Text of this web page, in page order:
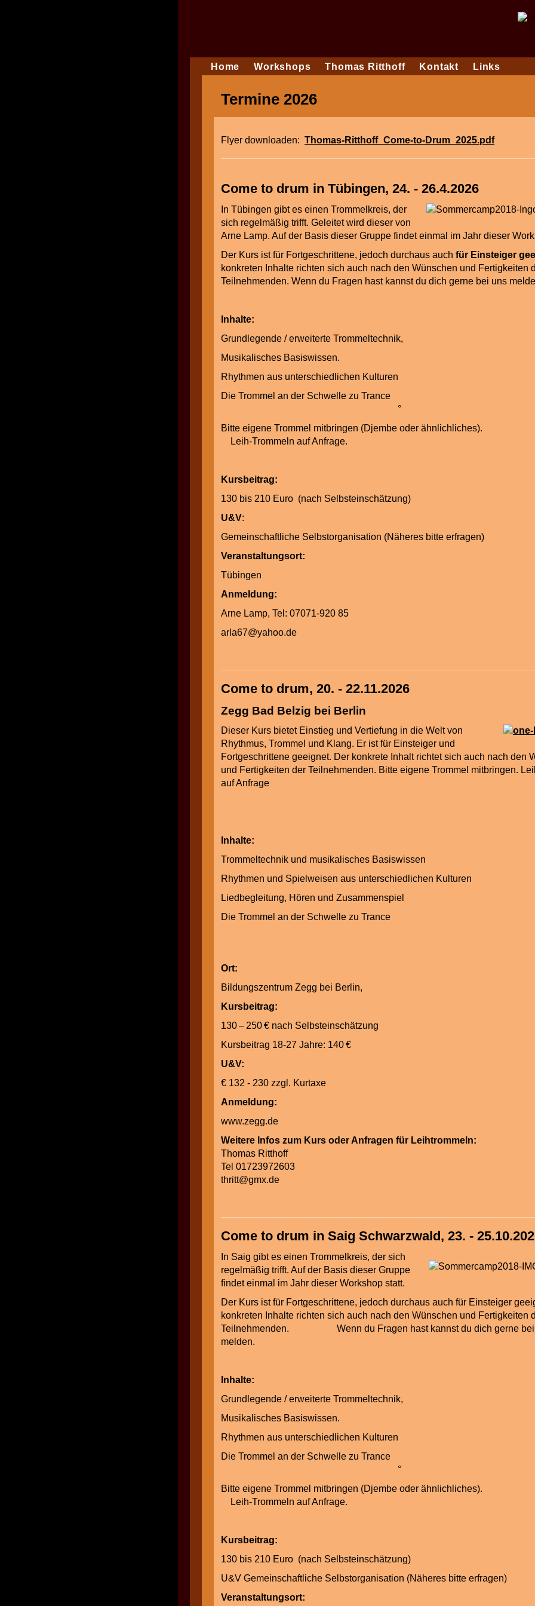
Home Workshops Thomas Ritthoff Kontakt Links
Termine 2026
Flyer downloaden: Thomas-Ritthoff_Come-to-Drum_2025.pdf
Come to drum in Tübingen, 24. - 26.4.2026
In Tübingen gibt es einen Trommelkreis, der
sich regelmäßig trifft. Geleitet wird dieser von
Arne Lamp. Auf der Basis dieser Gruppe findet einmal im Jahr dieser
Der Kurs ist für Fortgeschrittene, jedoch durchaus auch für Einsteiger
konkreten Inhalte richten sich auch nach den Wünschen und Fertigkeiten
Teilnehmenden. Wenn du Fragen hast kannst du dich gerne bei uns
Inhalte:
Grundlegende / erweiterte Trommeltechnik,
Musikalisches Basiswissen.
Rhythmen aus unterschiedlichen Kulturen
Die Trommel an der Schwelle zu
°
Bitte eigene Trommel mitbringen (Djembe oder
Leih-Trommeln auf Anfrage.
Kursbeitrag:
130 bis 210 Euro (nach Selbsteinschätzung)
U&V:
Gemeinschaftliche Selbstorganisation (Näheres bitte erfragen)
Veranstaltungsort:
Tübingen
Anmeldung:
Arne Lamp, Tel: 07071-920 85
arla67@yahoo.de
Come to drum, 20. - 22.11.2026
Zegg Bad Belzig bei Berlin
Dieser Kurs bietet Einstieg und Vertiefung in die Welt von
Rhythmus, Trommel und Klang. Er ist für Einsteiger und
Fortgeschrittene geeignet. Der konkrete Inhalt richtet sich auch nach den
und Fertigkeiten der Teilnehmenden. Bitte eigene Trommel mitbringen.
auf Anfrage
Inhalte:
Trommeltechnik und musikalisches
Rhythmen und Spielweisen aus unterschiedlichen Kulturen
Liedbegleitung, Hören und Zusammenspiel
Die Trommel an der Schwelle zu
Ort:
Bildungszentrum Zegg bei Berlin,
Kursbeitrag:
130 – 250 € nach Selbsteinschätzung
Kursbeitrag 18-27 Jahre: 140 €
U&V:
€ 132 - 230 zzgl.
Anmeldung:
www.zegg.de
Weitere Infos zum Kurs oder Anfragen für Leihtrommeln:
Thomas Ritthoff
Tel 01723972603
thritt@gmx.de
Come to drum in Saig Schwarzwald, 23. -
In Saig gibt es einen Trommelkreis, der sich
regelmäßig trifft. Auf der Basis dieser Gruppe
findet einmal im Jahr dieser Workshop statt.
Der Kurs ist für Fortgeschrittene, jedoch durchaus auch für Einsteiger
konkreten Inhalte richten sich auch nach den Wünschen und Fertigkeiten
Teilnehmenden. Wenn du Fragen hast kannst du dich gerne bei
melden.
Inhalte:
Grundlegende / erweiterte Trommeltechnik,
Musikalisches Basiswissen.
Rhythmen aus unterschiedlichen Kulturen
Die Trommel an der Schwelle zu
°
Bitte eigene Trommel mitbringen (Djembe oder
Leih-Trommeln auf Anfrage.
Kursbeitrag:
130 bis 210 Euro (nach Selbsteinschätzung)
U&V Gemeinschaftliche Selbstorganisation (Näheres bitte erfragen)
Veranstaltungsort: